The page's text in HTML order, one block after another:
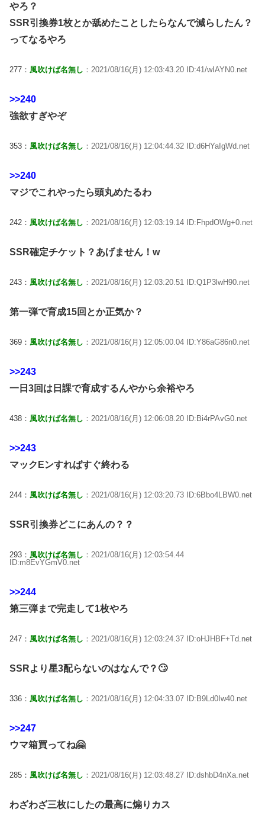
やろ？
SSR引換券1枚とか舐めたことしたらなんで減らしたん？
ってなるやろ
277： 風吹けば名無し ：2021/08/16(月) 12:03:43.20 ID:41/wIAYN0.net
>>240
強欲すぎやぞ
353： 風吹けば名無し ：2021/08/16(月) 12:04:44.32 ID:d6HYaIgWd.net
>>240
マジでこれやったら頭丸めたるわ
242： 風吹けば名無し ：2021/08/16(月) 12:03:19.14 ID:FhpdOWg+0.net
SSR確定チケット？あげません！w
243： 風吹けば名無し ：2021/08/16(月) 12:03:20.51 ID:Q1P3lwH90.net
第一弾で育成15回とか正気か？
369： 風吹けば名無し ：2021/08/16(月) 12:05:00.04 ID:Y86aG86n0.net
>>243
一日3回は日課で育成するんやから余裕やろ
438： 風吹けば名無し ：2021/08/16(月) 12:06:08.20 ID:Bi4rPAvG0.net
>>243
マックEンすればすぐ終わる
244： 風吹けば名無し ：2021/08/16(月) 12:03:20.73 ID:6Bbo4LBW0.net
SSR引換券どこにあんの？？
293： 風吹けば名無し ：2021/08/16(月) 12:03:54.44
ID:m8EvYGmV0.net
>>244
第三弾まで完走して1枚やろ
247： 風吹けば名無し ：2021/08/16(月) 12:03:24.37 ID:oHJHBF+Td.net
SSRより星3配らないのはなんで？🙄
336： 風吹けば名無し ：2021/08/16(月) 12:04:33.07 ID:B9Ld0Iw40.net
>>247
ウマ箱買ってね🤗
285： 風吹けば名無し ：2021/08/16(月) 12:03:48.27 ID:dshbD4nXa.net
わざわざ三枚にしたの最高に煽りカス